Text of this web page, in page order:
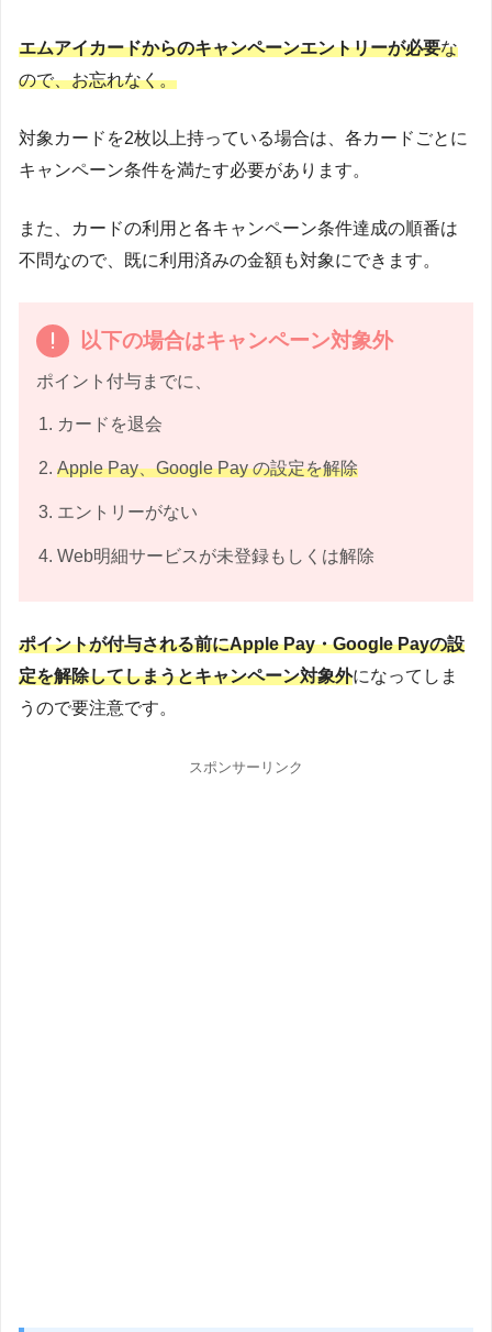
エムアイカードからのキャンペーンエントリーが必要な
ので、お忘れなく。
対象カードを2枚以上持っている場合は、各カードごとに
キャンペーン条件を満たす必要があります。
また、カードの利用と各キャンペーン条件達成の順番は
不問なので、既に利用済みの金額も対象にできます。
以下の場合はキャンペーン対象外
ポイント付与までに、
カードを退会
Apple Pay、Google Pay の設定を解除
エントリーがない
Web明細サービスが未登録もしくは解除
ポイントが付与される前にApple Pay・Google Payの設
定を解除してしまうとキャンペーン対象外になってしま
うので要注意です。
スポンサーリンク